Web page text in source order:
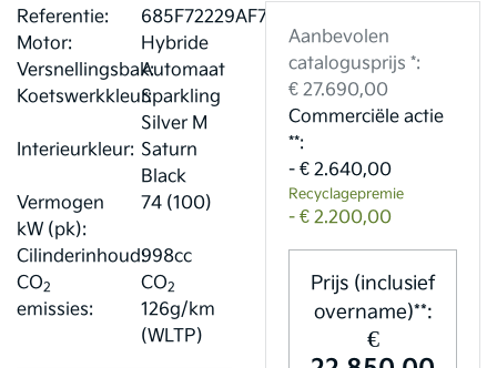
Referentie:
685F72229AF7D
Motor:
Hybride
Versnellingsbak:Automaat
Koetswerkkleur:Sparkling
Silver M
Interieurkleur: Saturn
Black
Vermogen
kW (pk):
74 (100)
Cilinderinhoud:998cc
CO2
emissies:
CO2
126g/km
(WLTP)
Aanbevolen
catalogusprijs *:
€ 27.690,00
Commerciële actie
**:
- € 2.640,00
Recyclagepremie
- € 2.200,00
Prijs (inclusief
overname)**:
€